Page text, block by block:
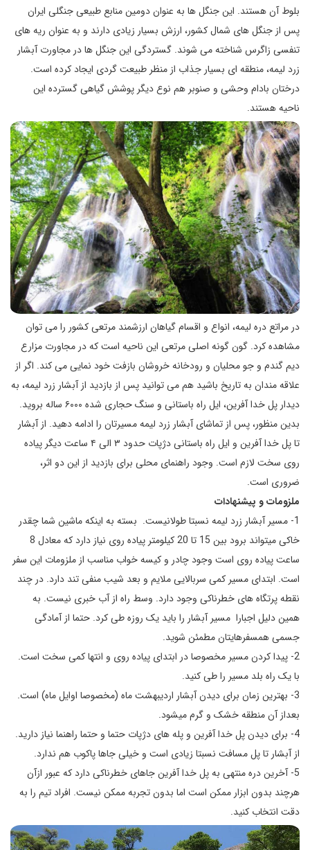
بلوط آن هستند. این جنگل ها به عنوان دومین منابع طبیعی جنگلی ایران
پس از جنگل های شمال کشور، ارزش بسیار زیادی دارند و به عنوان ریه های
تنفسی زاگرس شناخته می شوند. گستردگی این جنگل ها در مجاورت آبشار
زرد لیمه، منطقه ای بسیار جذاب از منظر طبیعت گردی ایجاد کرده است.
درختان بادام وحشی و صنوبر هم نوع دیگر پوشش گیاهی گسترده این
ناحیه هستند.
در مراتع دره لیمه، انواع و اقسام گیاهان ارزشمند مرتعی کشور را می توان
مشاهده کرد. گون گونه اصلی مرتعی این ناحیه است که در مجاورت مزارع
دیم گندم و جو محلیان و رودخانه خروشان بازفت خود نمایی می کند. اگر از
علاقه مندان به تاریخ باشید هم می توانید پس از بازدید از آبشار زرد لیمه، به
دیدار پل خدا آفرین، ایل راه باستانی و سنگ حجاری شده ۶۰۰۰ ساله بروید.
بدین منظور، پس از تماشای آبشار زرد لیمه مسیرتان را ادامه دهید. از آبشار
تا پل خدا آفرین و ایل راه باستانی دژپات حدود ۳ الی ۴ ساعت دیگر پیاده
روی سخت لازم است. وجود راهنمای محلی برای بازدید از این دو اثر،
ضروری است.
ملزومات و پیشنهادات
1- مسیر آبشار زرد لیمه نسبتا طولانیست. بسته به اینکه ماشین شما چقدر
خاکی میتواند برود بین 15 تا 20 کیلومتر پیاده روی نیاز دارد که معادل 8
ساعت پیاده روی است وجود چادر و کیسه خواب مناسب از ملزومات این سفر
است. ابتدای مسیر کمی سربالایی ملایم و بعد شیب منفی تند دارد. در چند
نقطه پرتگاه های خطرناکی وجود دارد. وسط راه از آب خبری نیست. به
همین دلیل اجبارا مسیر آبشار را باید یک روزه طی کرد. حتما از آمادگی
جسمی همسفرهایتان مطمئن شوید.
2- پیدا کردن مسیر مخصوصا در ابتدای پیاده روی و انتها کمی سخت است.
با یک راه بلد مسیر را طی کنید.
3- بهترین زمان برای دیدن آبشار اردیبهشت ماه (مخصوصا اوایل ماه) است.
بعداز آن منطقه خشک و گرم میشود.
4- برای دیدن پل خدا آفرین و پله های دژپات حتما و حتما راهنما نیاز دارید.
از آبشار تا پل مسافت نسبتا زیادی است و خیلی جاها پاکوب هم ندارد.
5- آخرین دره منتهی به پل خدا آفرین جاهای خطرناکی دارد که عبور ازآن
هرچند بدون ابزار ممکن است اما بدون تجربه ممکن نیست. افراد تیم را به
دقت انتخاب کنید.